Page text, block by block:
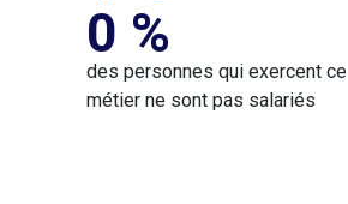
0 %
des personnes qui exercent ce
métier ne sont pas salariés